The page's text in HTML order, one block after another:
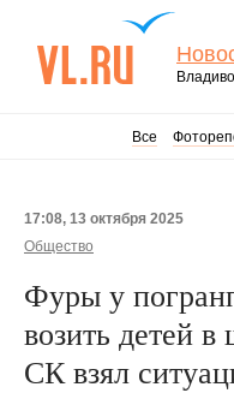
Все
17:08, 13 октября 2025
Общество
Фуры у
возить детей
СК взял